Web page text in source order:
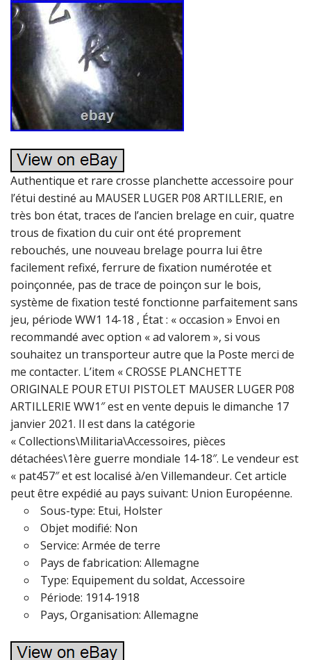
Authentique et rare crosse planchette accessoire pour
l’étui destiné au MAUSER LUGER P08 ARTILLERIE, en
très bon état, traces de l’ancien brelage en cuir, quatre
trous de fixation du cuir ont été proprement
rebouchés, une nouveau brelage pourra lui être
facilement refixé, ferrure de fixation numérotée et
poinçonnée, pas de trace de poinçon sur le bois,
système de fixation testé fonctionne parfaitement sans
jeu, période WW1 14-18 , État : « occasion » Envoi en
recommandé avec option « ad valorem », si vous
souhaitez un transporteur autre que la Poste merci de
me contacter. L’item « CROSSE PLANCHETTE
ORIGINALE POUR ETUI PISTOLET MAUSER LUGER P08
ARTILLERIE WW1″ est en vente depuis le dimanche 17
janvier 2021. Il est dans la catégorie
« Collections\Militaria\Accessoires, pièces
détachées\1ère guerre mondiale 14-18″. Le vendeur est
« pat457″ et est localisé à/en Villemandeur. Cet article
peut être expédié au pays suivant: Union Européenne.
Sous-type: Etui, Holster
Objet modifié: Non
Service: Armée de terre
Pays de fabrication: Allemagne
Type: Equipement du soldat, Accessoire
Période: 1914-1918
Pays, Organisation: Allemagne